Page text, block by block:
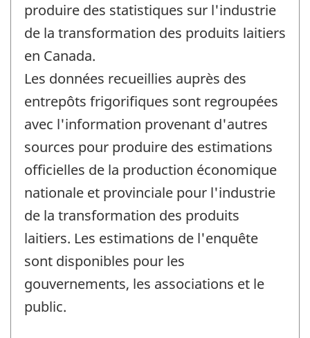
produire des statistiques sur l'industrie
de la transformation des produits laitiers
en Canada.
Les données recueillies auprès des
entrepôts frigorifiques sont regroupées
avec l'information provenant d'autres
sources pour produire des estimations
officielles de la production économique
nationale et provinciale pour l'industrie
de la transformation des produits
laitiers. Les estimations de l'enquête
sont disponibles pour les
gouvernements, les associations et le
public.